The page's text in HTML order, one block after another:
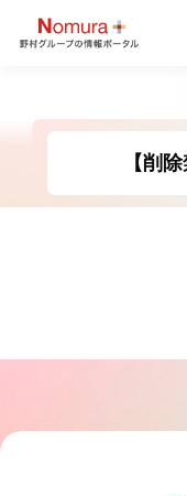
サステナビリテ
【削